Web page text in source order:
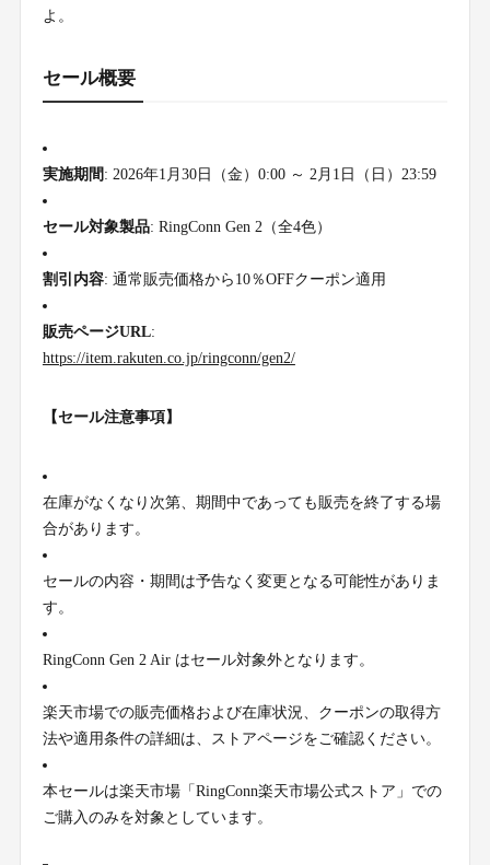
よ。
セール概要
実施期間 : 2026年1月30日（金）0:00 ～ 2月1日（日）23:59
セール対象製品: RingConn Gen 2（全4色）
割引内容: 通常販売価格から10％OFFクーポン適用
販売ページURL:
https://item.rakuten.co.jp/ringconn/gen2/
【セール注意事項】
在庫がなくなり次第、期間中であっても販売を終了する場
合があります。
セールの内容・期間は予告なく変更となる可能性がありま
す。
RingConn Gen 2 Air はセール対象外となります。
楽天市場での販売価格および在庫状況、クーポンの取得方
法や適用条件の詳細は、ストアページをご確認ください。
本セールは楽天市場「RingConn楽天市場公式ストア」での
ご購入のみを対象としています。